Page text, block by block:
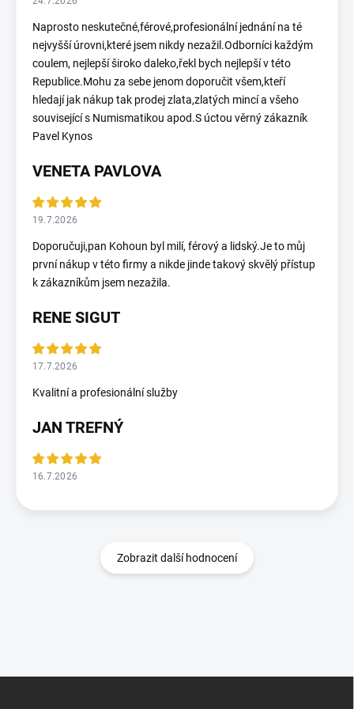
Naprosto neskutečné,férové,profesionální jednání na té
nejvyšší úrovni,které jsem nikdy nezažil.Odborníci každým
coulem, nejlepší široko daleko,řekl bych nejlepší v této
Republice.Mohu za sebe jenom doporučit všem,kteří
hledají jak nákup tak prodej zlata,zlatých mincí a všeho
související s Numismatikou apod.S úctou věrný zákazník
Pavel Kynos
VENETA PAVLOVA
19.7.2026
Doporučuji,pan Kohoun byl milí, férový a lidský.Je to můj
první nákup v této firmy a nikde jinde takový skvělý přístup
k zákazníkům jsem nezažila.
RENE SIGUT
17.7.2026
Kvalitní a profesionální služby
JAN TREFNÝ
16.7.2026
Zobrazit další hodnocení